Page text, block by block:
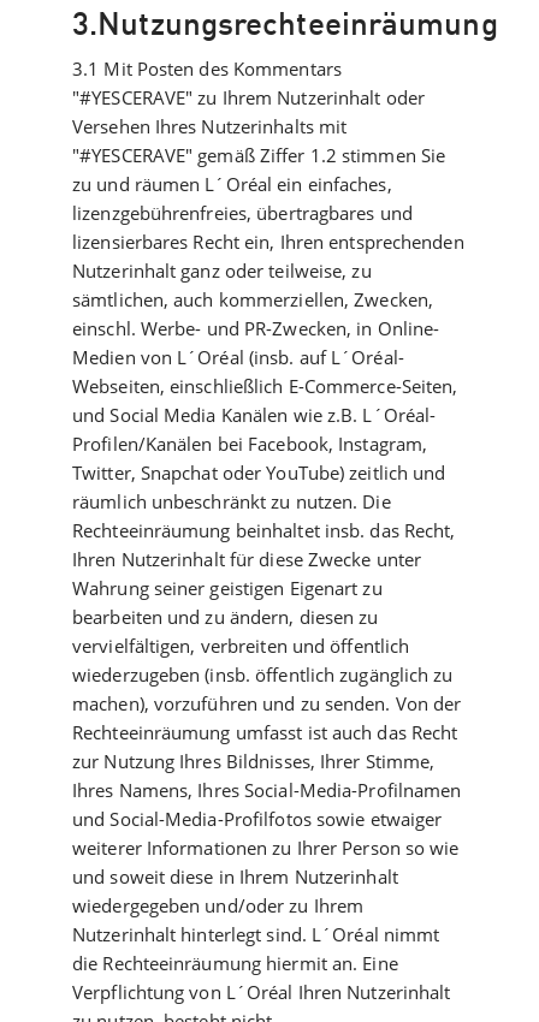
3.Nutzungsrechteeinräumung
3.1 Mit Posten des Kommentars
"#YESCERAVE" zu Ihrem Nutzerinhalt oder
Versehen Ihres Nutzerinhalts mit
"#YESCERAVE" gemäß Ziffer 1.2 stimmen Sie
zu und räumen L´Oréal ein einfaches,
lizenzgebührenfreies, übertragbares und
lizensierbares Recht ein, Ihren entsprechenden
Nutzerinhalt ganz oder teilweise, zu
sämtlichen, auch kommerziellen, Zwecken,
einschl. Werbe- und PR-Zwecken, in Online-
Medien von L´Oréal (insb. auf L´Oréal-
Webseiten, einschließlich E-Commerce-Seiten,
und Social Media Kanälen wie z.B. L´Oréal-
Profilen/Kanälen bei Facebook, Instagram,
Twitter, Snapchat oder YouTube) zeitlich und
räumlich unbeschränkt zu nutzen. Die
Rechteeinräumung beinhaltet insb. das Recht,
Ihren Nutzerinhalt für diese Zwecke unter
Wahrung seiner geistigen Eigenart zu
bearbeiten und zu ändern, diesen zu
vervielfältigen, verbreiten und öffentlich
wiederzugeben (insb. öffentlich zugänglich zu
machen), vorzuführen und zu senden. Von der
Rechteeinräumung umfasst ist auch das Recht
zur Nutzung Ihres Bildnisses, Ihrer Stimme,
Ihres Namens, Ihres Social-Media-Profilnamen
und Social-Media-Profilfotos sowie etwaiger
weiterer Informationen zu Ihrer Person so wie
und soweit diese in Ihrem Nutzerinhalt
wiedergegeben und/oder zu Ihrem
Nutzerinhalt hinterlegt sind. L´Oréal nimmt
die Rechteeinräumung hiermit an. Eine
Verpflichtung von L´Oréal Ihren Nutzerinhalt